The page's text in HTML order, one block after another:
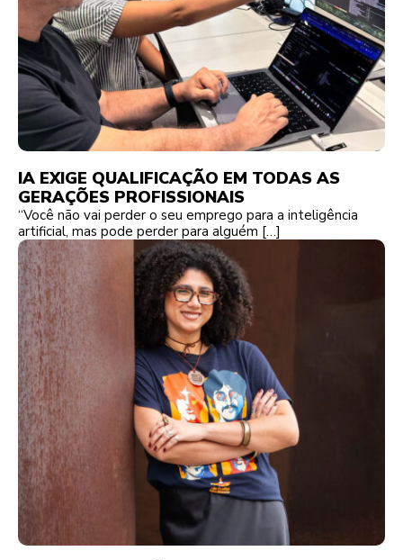
IA EXIGE QUALIFICAÇÃO EM TODAS AS
GERAÇÕES PROFISSIONAIS
“Você não vai perder o seu emprego para a inteligência
artificial, mas pode perder para alguém […]